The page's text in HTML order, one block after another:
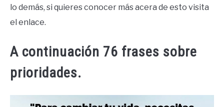
lo demás, si quieres conocer más acera de esto visita
el enlace.
A continuación 76 frases sobre
prioridades.